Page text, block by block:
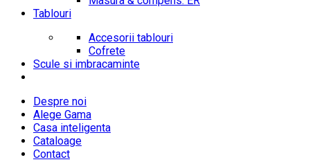
Tablouri
Accesorii tablouri
Cofrete
Scule si imbracaminte
Despre noi
Alege Gama
Casa inteligenta
Cataloage
Contact